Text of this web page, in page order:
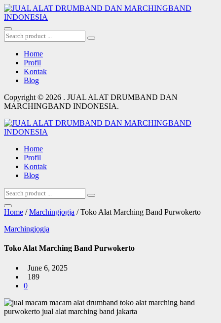
Home
Profil
Kontak
Blog
Copyright © 2026 . JUAL ALAT DRUMBAND DAN
MARCHINGBAND INDONESIA.
Home
Profil
Kontak
Blog
Home /Marchingjogja / Toko Alat Marching Band Purwokerto
Marchingjogja
Toko Alat Marching Band Purwokerto
June 6, 2025
189
0